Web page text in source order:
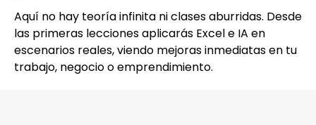
Aquí no hay teoría infinita ni clases aburridas. Desde
las primeras lecciones aplicarás Excel e IA en
escenarios reales, viendo mejoras inmediatas en tu
trabajo, negocio o emprendimiento.